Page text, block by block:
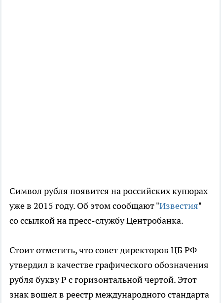
Символ рубля появится на российских купюрах
уже в 2015 году. Об этом сообщают "Известия"
со ссылкой на пресс-службу Центробанка.
Стоит отметить, что совет директоров ЦБ РФ
утвердил в качестве графического обозначения
рубля букву Р с горизонтальной чертой. Этот
знак вошел в реестр международного стандарта